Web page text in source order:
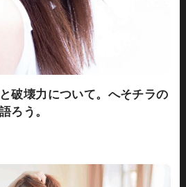
破壊力について。へそチラの
ろう。